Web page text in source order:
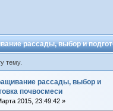
рассады, выбор и
тему.
рассады, выбор и
почвосмеси
2015, 23:49:42 »